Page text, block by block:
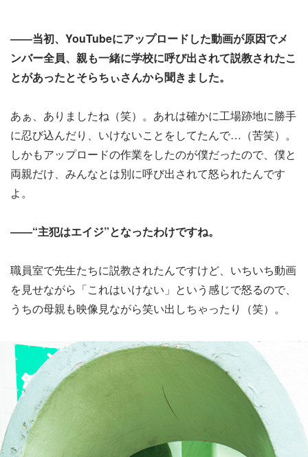
――当初、YouTubeにアップロードした動画が原因でメ
ンバー全員、親も一緒に学校に呼び出されて説教されたこ
とがあったとそらちぃさんから聞きました。
あぁ、ありましたね（笑）。あれは確かに工場跡地に勝手
に忍び込んだり、いけないことをしてたんで…（苦笑）。
しかもアップロードの作業をしたのが僕だったので、僕と
両親だけ、みんなとは別に呼び出されて怒られたんです
よ。
――“主犯はエイジ”となったわけですね。
職員室で先生たちに説教されたんですけど、いちいち動画
を見せながら「これはいけない」という感じで怒るので、
うちの母親も映像見ながら笑い出しちゃったり（笑）。